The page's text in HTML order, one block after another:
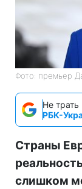
Фото: премьер
Не
РБК-
Страны
слишком